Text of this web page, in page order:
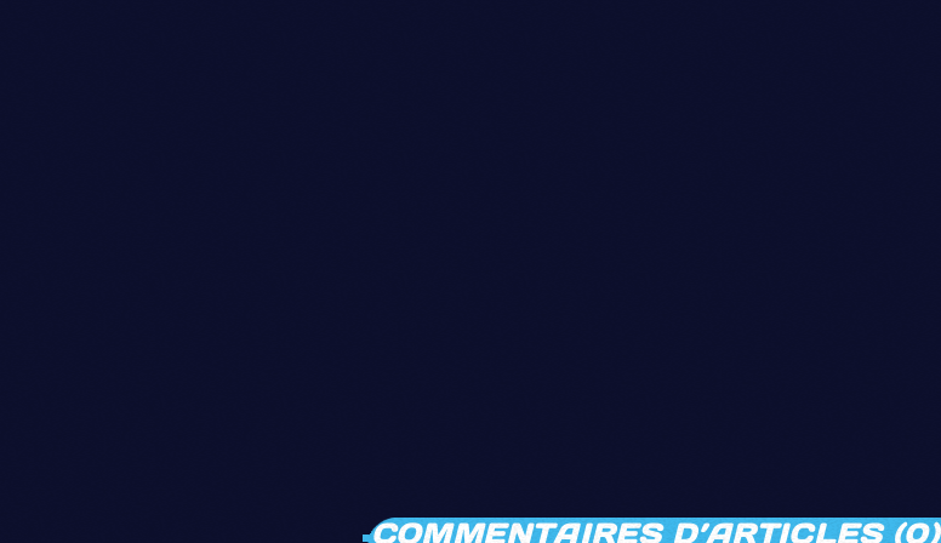
COMMENTAIRES D’ARTICLES (0)